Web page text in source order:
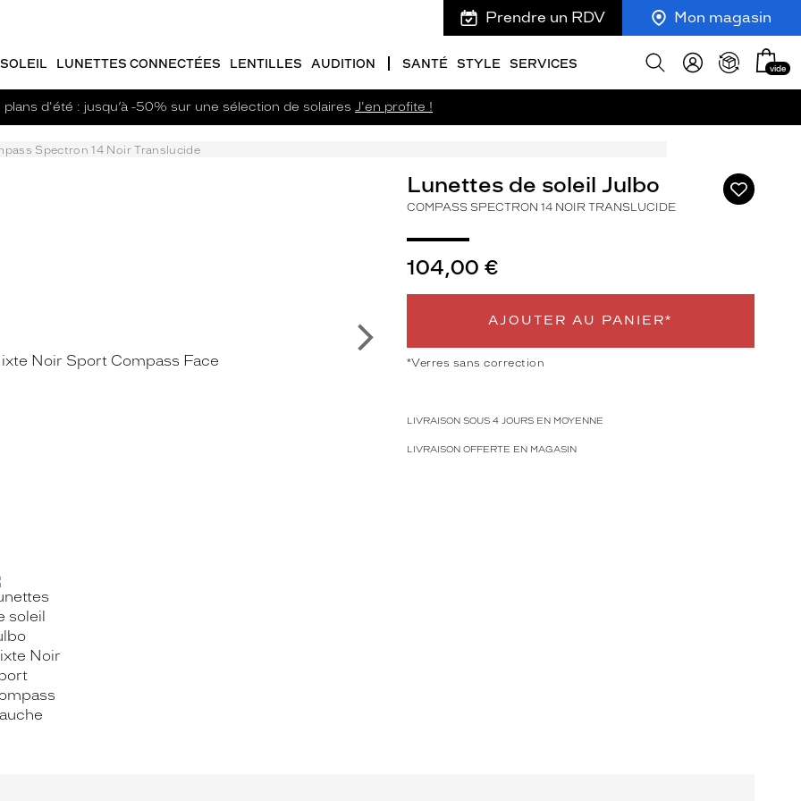
Prendre un RDV Mon magasin
LUNETTES CONNECTÉES LENTILLES AUDITION SANTÉ STYLE SERVICES
Afficher
Mon
panier
vide
plans d'été : jusqu’à -50% sur une sélection de solaires J'en profite !
Spectron 14 Noir Translucide
Ajouter
à
Suivant
Lunettes de soleil Julbo
COMPASS SPECTRON 14 NOIR TRANSLUCIDE
104,00 €
AJOUTER AU PANIER*
*Verres sans correction
LIVRAISON SOUS 4 JOURS EN MOYENNE
LIVRAISON OFFERTE EN MAGASIN